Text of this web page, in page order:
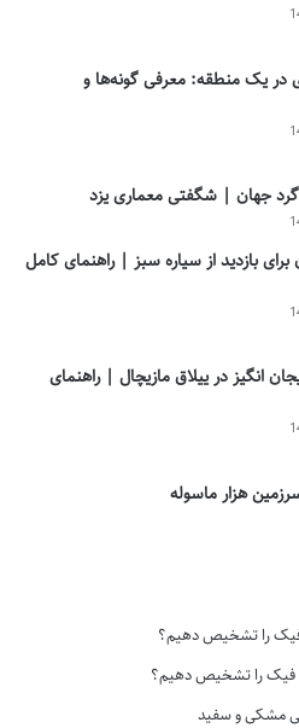
در یک منطقه: معرفی گونه‌ها و
گرد جهان | شگفتی معماری یزد
برای بازدید از سیاره سبز | راهنمای کامل
انگیز در ییلاق مازیچال | راهنمای
هزار ماسوله
را تشخیص دهیم؟
فیک را تشخیص دهیم؟
مشکی و سفید